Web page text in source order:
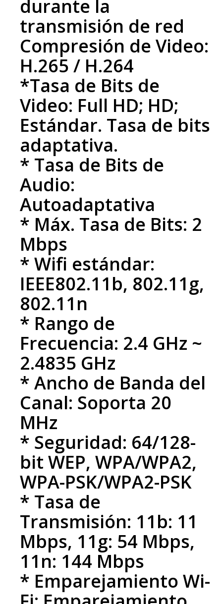
durante la
transmisión de red
Compresión de Video:
H.265 / H.264
*Tasa de Bits de
Video: Full HD; HD;
Estándar. Tasa de bits
adaptativa.
* Tasa de Bits de
Audio:
Autoadaptativa
* Máx. Tasa de Bits: 2
Mbps
* Wifi estándar:
IEEE802.11b, 802.11g,
802.11n
* Rango de
Frecuencia: 2.4 GHz ~
2.4835 GHz
* Ancho de Banda del
Canal: Soporta 20
MHz
* Seguridad: 64/128-
bit WEP, WPA/WPA2,
WPA-PSK/WPA2-PSK
* Tasa de
Transmisión: 11b: 11
Mbps, 11g: 54 Mbps,
11n: 144 Mbps
* Emparejamiento Wi-